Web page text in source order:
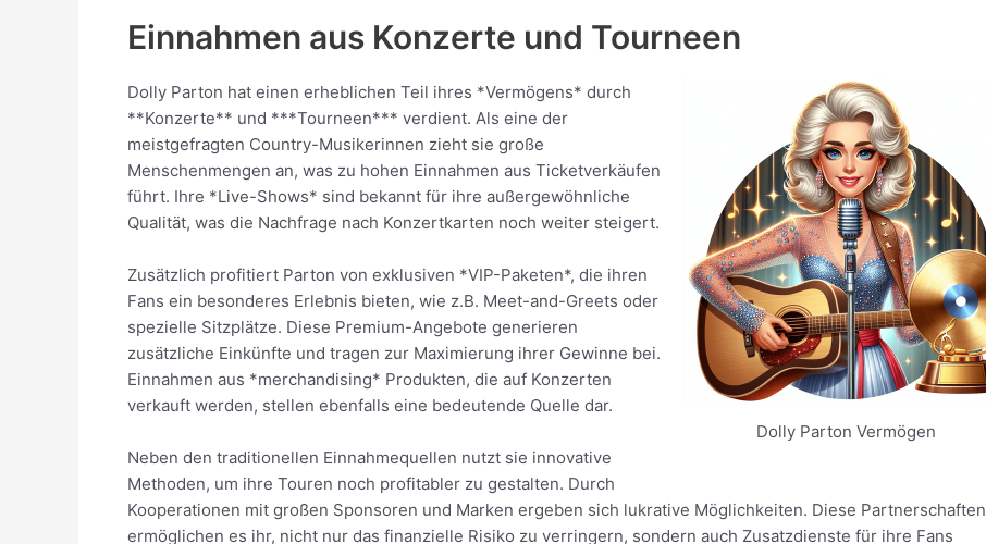
Einnahmen aus Konzerte und Tourneen
Dolly Parton Vermögen
Dolly Parton hat einen erheblichen Teil ihres *Vermögens* durch
**Konzerte** und ***Tourneen*** verdient. Als eine der
meistgefragten Country-Musikerinnen zieht sie große
Menschenmengen an, was zu hohen Einnahmen aus Ticketverkäufen
führt. Ihre *Live-Shows* sind bekannt für ihre außergewöhnliche
Qualität, was die Nachfrage nach Konzertkarten noch weiter steigert.
Zusätzlich profitiert Parton von exklusiven *VIP-Paketen*, die ihren
Fans ein besonderes Erlebnis bieten, wie z.B. Meet-and-Greets oder
spezielle Sitzplätze. Diese Premium-Angebote generieren
zusätzliche Einkünfte und tragen zur Maximierung ihrer Gewinne bei.
Einnahmen aus *merchandising* Produkten, die auf Konzerten
verkauft werden, stellen ebenfalls eine bedeutende Quelle dar.
Neben den traditionellen Einnahmequellen nutzt sie innovative
Methoden, um ihre Touren noch profitabler zu gestalten. Durch
Kooperationen mit großen Sponsoren und Marken ergeben sich lukrative Möglichkeiten. Diese Partnerschaften
ermöglichen es ihr, nicht nur das finanzielle Risiko zu verringern, sondern auch Zusatzdienste für ihre Fans